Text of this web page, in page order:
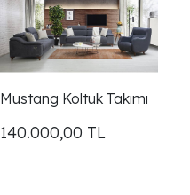
Mustang Koltuk Takımı
140.000,00 TL